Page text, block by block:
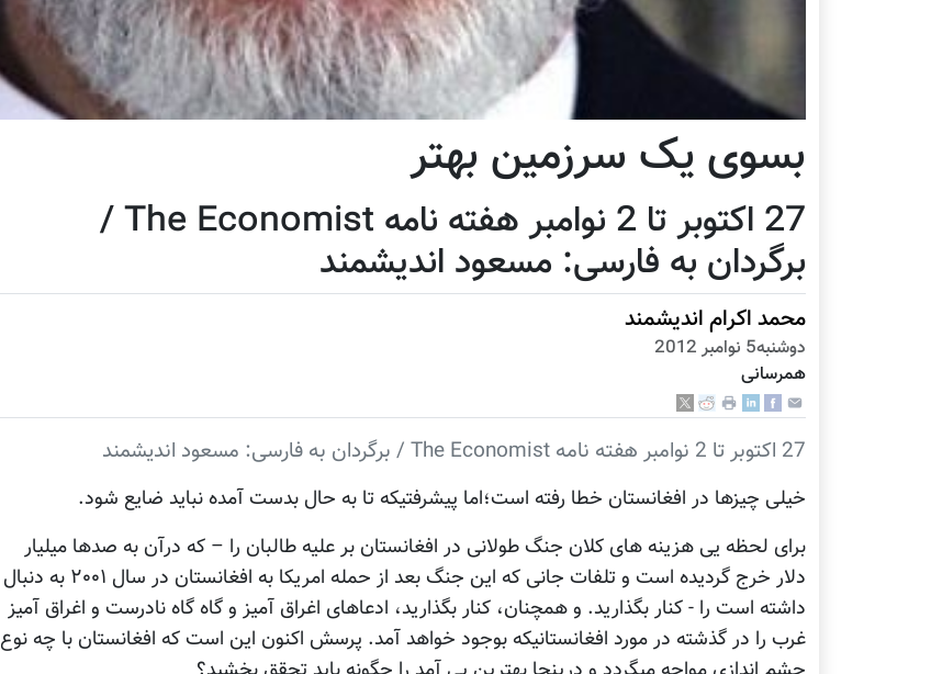
بسوی یک سرزمین بهتر
27 اکتوبر تا 2 نوامبر هفته نامه The Economist /
برگردان به فارسی: مسعود اندیشمند
محمد اکرام اندیشمند
دوشنبه5 نوامبر 2012
همرسانی
27 اکتوبر تا 2 نوامبر هفته نامه The Economist / برگردان به فارسی: مسعود اندیشمند
خیلی چیزها در افغانستان خطا رفته است؛اما پیشرفتیکه تا به حال بدست آمده نباید ضایع شود.
برای لحظه یی هزینه های کلان جنگ طولانی در افغانستان بر علیه طالبان را – که درآن به صدها میلیار
دلار خرج گردیده است و تلفات جانی که این جنگ بعد از حمله امریکا به افغانستان در سال ٢٠٠١ به دنبال
داشته است را - کنار بگذارید. و همچنان، کنار بگذارید، ادعاهای اغراق آمیز و گاه گاه نادرست و اغراق آمیز
غرب را در گذشته در مورد افغانستانیکه بوجود خواهد آمد. پرسش اکنون این است که افغانستان با چه نوع